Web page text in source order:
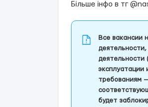
Більше інфо в тг
Все вакансии
деятельности
эксплуатации
требованиям
будет